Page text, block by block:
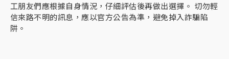
工朋友們應根據自身情況，仔細評估後再做出選擇。 切勿輕
信來路不明的訊息，應以官方公告為準，避免掉入詐騙陷
阱。